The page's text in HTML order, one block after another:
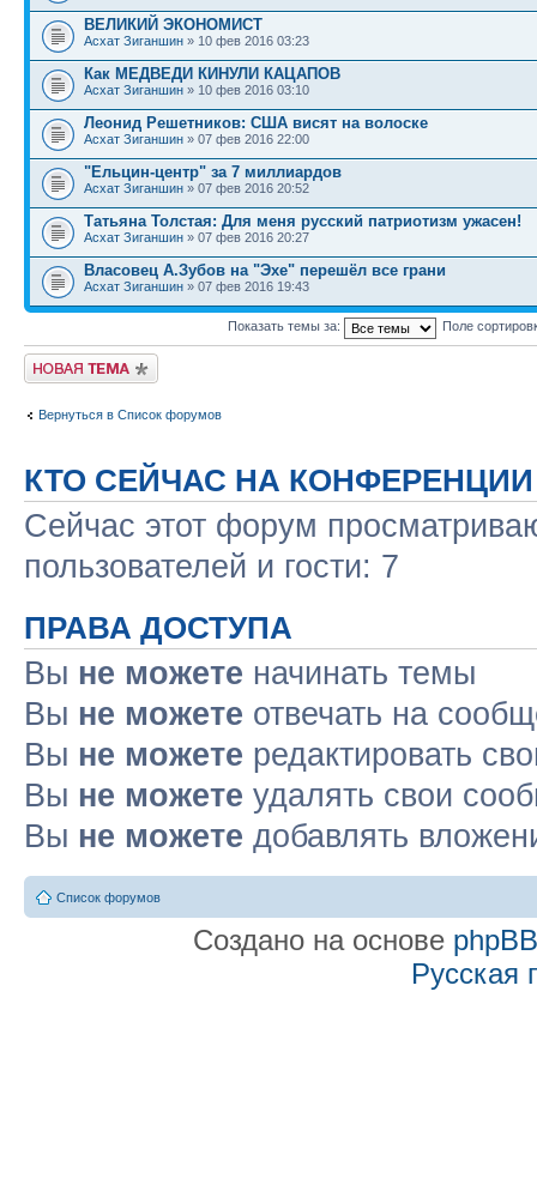
ВЕЛИКИЙ ЭКОНОМИСТ
Асхат Зиганшин » 10 фев 2016 03:23
Как МЕДВЕДИ КИНУЛИ КАЦАПОВ
Асхат Зиганшин » 10 фев 2016 03:10
Леонид Решетников: США висят на волоске
Асхат Зиганшин » 07 фев 2016 22:00
"Ельцин-центр" за 7 миллиардов
Асхат Зиганшин » 07 фев 2016 20:52
Татьяна Толстая: Для меня русский патриотизм ужасен!
Асхат Зиганшин » 07 фев 2016 20:27
Власовец А.Зубов на "Эхе" перешёл все грани
Асхат Зиганшин » 07 фев 2016 19:43
Показать темы за: Поле
Новая тема
Вернуться в Список форумов
КТО СЕЙЧАС НА КОНФЕРЕНЦИИ
Сейчас этот форум
пользователей и гости: 7
ПРАВА ДОСТУПА
Вы не можете начинать темы
Вы не можете отвечать на
Вы не можете редактировать
Вы не можете удалять свои
Вы не можете добавлять
Список форумов
Создано на основе phpBB
Русская